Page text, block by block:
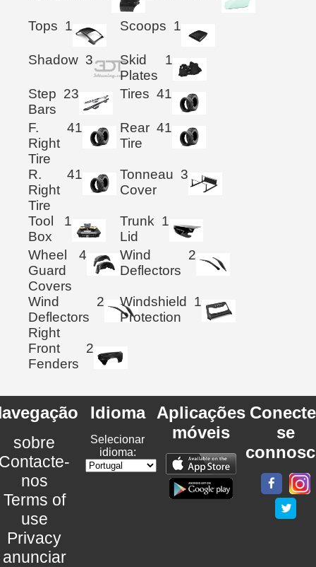
Tops 1 Scoops 1
Shadow 3
Skid
Plates
1
Step
Bars
23 Tires 41
F.
Right
Tire
41
Rear
Tire
41
R.
Right
Tire
41
Tonneau
Cover
3
Tool
Box
1
Trunk
Lid
1
Wheel
Guard
Covers
4
Wind
Deflectors
2
Wind
Deflectors
Right
2
Windshield
Protection
1
Front
Fenders
2
sobre
nos
Terms of
use
Privacy
anunciar
Idioma
Selecionar
idioma:
Aplicações
móveis
se